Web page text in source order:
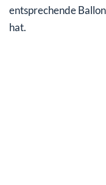
entsprechende
hat.